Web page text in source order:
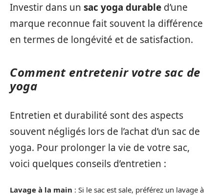
Investir dans un sac yoga durable d’une
marque reconnue fait souvent la différence
en termes de longévité et de satisfaction.
Comment entretenir votre sac de
yoga
Entretien et durabilité sont des aspects
souvent négligés lors de l’achat d’un sac de
yoga. Pour prolonger la vie de votre sac,
voici quelques conseils d’entretien :
Lavage à la main : Si le sac est sale, préférez un lavage à